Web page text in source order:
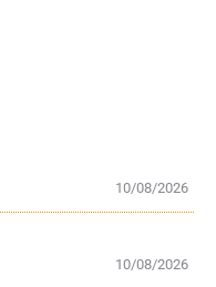
10/08/2026
10/08/2026